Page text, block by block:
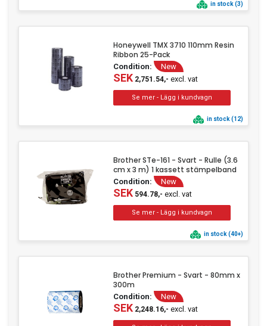
in stock (3)
Honeywell TMX 3710 110mm Resin
Ribbon 25-Pack
Condition: New
SEK2,751.54,- excl. vat
in stock (12)
Brother STe-161 - Svart - Rulle (3.6
cm x 3 m) 1 kassett stämpelband
Condition: New
SEK594.78,- excl. vat
in stock (40+)
Brother Premium - Svart - 80mm x
300m
Condition: New
SEK2,248.16,- excl. vat